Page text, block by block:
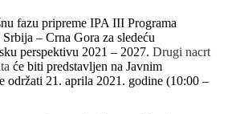
fazu pripreme IPA III Programa
– Crna Gora za sledeću
perspektivu 2021 – 2027. Drugi nacrt
će biti predstavljen na Javnim
održati 21. aprila 2021. godine (10:00 –